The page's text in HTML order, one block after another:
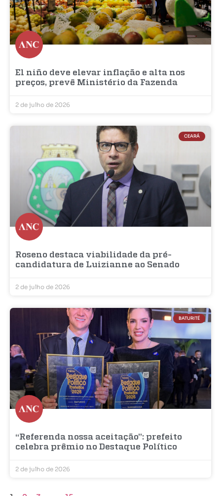
El niño deve elevar inflação e alta nos
preços, prevê Ministério da Fazenda
2 de julho de 2026
CEARÁ
Roseno destaca viabilidade da pré-
candidatura de Luizianne ao Senado
2 de julho de 2026
BATURITÉ
“Referenda nossa aceitação”: prefeito
celebra prêmio no Destaque Político
2 de julho de 2026